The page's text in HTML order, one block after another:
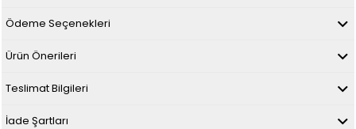
Ödeme Seçenekleri
Ürün Önerileri
Teslimat Bilgileri
İade Şartları